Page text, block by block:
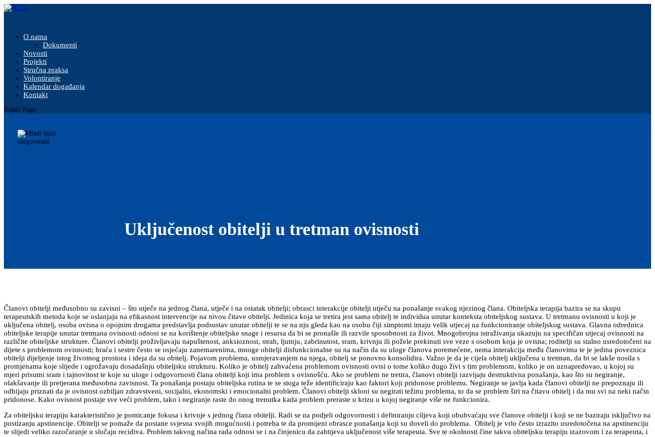
O nama
Dokumenti
Novosti
Projekti
Stručna praksa
Volontiranje
Kalendar događanja
Kontakt
Select Page
Uključenost obitelji u tretman ovisnosti
Članovi obitelji međusobno su zavisni – što utječe na jednog člana, utječe i na ostatak obitelji; obrasci interakcije obitelji utječu na ponašanje svakog njezinog člana. Obiteljska terapija bazira se na skupu
terapeutskih metoda koje se oslanjaju na efikasnost intervencije na nivou čitave obitelji. Jedinica koja se tretira jest sama obitelj te individua unutar konteksta obiteljskog sustava. U tretmanu ovisnosti u koji je
uključena obitelj, osoba ovisna o opojnim drogama predstavlja podsustav unutar obitelji te se na nju gleda kao na osobu čiji simptomi imaju velik utjecaj na funkcioniranje obiteljskog sustava. Glavna odrednica
obiteljske terapije unutar tretmana ovisnosti odnosi se na korištenje obiteljske snage i resursa da bi se pronašle ili razvile sposobnosti za život. Mnogobrojna istraživanja ukazuju na specifičan utjecaj ovisnosti na
različite obiteljske strukture. Članovi obitelji proživljavaju napuštenost, anksioznost, strah, ljutnju, zabrinutost, sram, krivnju ili požele prekinuti sve veze s osobom koja je ovisna; roditelji su stalno usredotočeni na
dijete s problemom ovisnosti; braća i sestre često se osjećaju zanemarenima, mnoge obitelji disfunkcionalne su na način da su uloge članova poremećene, nema interakcija među članovima te je jedina poveznica
obitelji dijeljenje istog životnog prostora i ideja da su obitelj. Pojavom problema, usmjeravanjem na njega, obitelj se ponovno konsolidira. Važno je da je cijela obitelj uključena u tretman, da bi se lakše nosila s
promjenama koje slijede i ugrožavaju dosadašnju obiteljsku strukturu. Koliko je obitelj zahvaćena problemom ovisnosti ovisi o tome koliko dugo živi s tim problemom, koliko je on uznapredovao, u kojoj su
mjeri prisutni sram i tajnovitost te koje su uloge i odgovornosti člana obitelji koji ima problem s ovisnošću. Ako se problem ne tretira, članovi obitelji razvijaju destruktivna ponašanja, kao što su negiranje,
olakšavanje ili pretjerana međusobna zavisnost. Ta ponašanja postaju obiteljska rutina te se stoga teže identificiraju kao faktori koji pridonose problemu. Negiranje se javlja kada članovi obitelji ne prepoznaju ili
odbijaju priznati da je ovisnost ozbiljan zdravstveni, socijalni, ekonomski i emocionalni problem. Članovi obitelji skloni su negirati težinu problema, to da se problem širi na čitavu obitelj i da mu svi na neki način
pridonose. Kako ovisnost postaje sve veći problem, tako i negiranje raste do onog trenutka kada problem preraste u krizu u kojoj negiranje više ne funkcionira.
Za obiteljsku terapiju karakteristično je pomicanje fokusa i krivnje s jednog člana obitelji. Radi se na podjeli odgovornosti i definiranju ciljeva koji obuhvaćaju sve članove obitelji i koji se ne baziraju isključivo na
postizanju apstinencije. Obitelji se pomaže da postane svjesna svojih mogućnosti i potreba te da promijeni obrasce ponašanja koji su doveli do problema. Obitelj je vrlo često izrazito usredotočena na apstinenciju
te slijedi veliko razočaranje u slučaju recidiva. Problem takvog načina rada odnosi se i na činjenicu da zahtijeva uključenost više terapeuta. Sve te okolnosti čine takvu obiteljsku terapiju izazovom i za terapeuta, i